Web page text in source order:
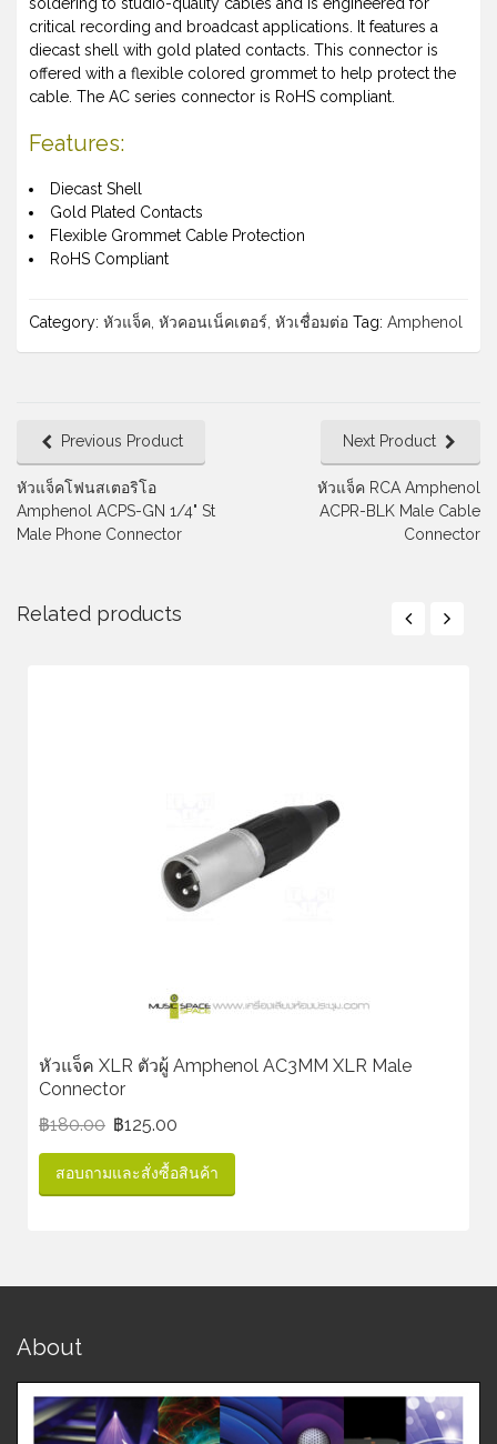
critical recording and broadcast applications. It features a
diecast shell with gold plated contacts. This connector is
offered with a flexible colored grommet to help protect the
cable. The AC series connector is RoHS compliant.
Features:
Diecast Shell
Gold Plated Contacts
Flexible Grommet Cable Protection
RoHS Compliant
Category: หัวแจ็ค, หัวคอนเน็คเตอร์, หัวเชื่อมต่อ Tag: Amphenol
Previous Product
หัวแจ็คโฟนสเตอริโอ
Amphenol ACPS-GN 1/4" St
Male Phone Connector
Next Product
หัวแจ็ค RCA Amphenol
ACPR-BLK Male Cable
Connector
Related products
หัวแจ็ค XLR ตัวผู้ Amphenol AC3MM XLR Male
Connector
฿180.00 ฿125.00
สอบถามและสั่งซื้อสินค้า
About